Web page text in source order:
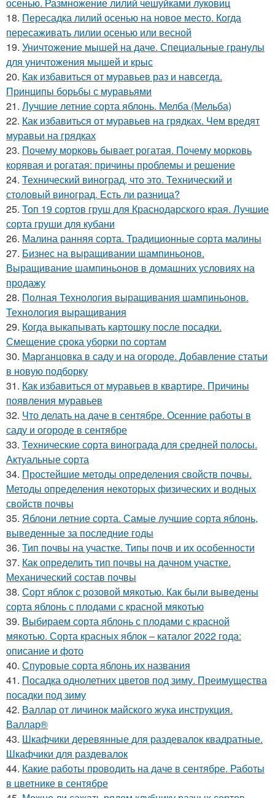
18. Пересадка лилий осенью на новое место. Когда
пересаживать лилии осенью или весной
19. Уничтожение мышей на даче. Специальные гранулы
для уничтожения мышей и крыс
20. Как избавиться от муравьев раз и навсегда.
Принципы борьбы с муравьями
21. Лучшие летние сорта яблонь. Мелба (Мельба)
22. Как избавиться от муравьев на грядках. Чем вредят
муравьи на грядках
23. Почему морковь бывает рогатая. Почему морковь
корявая и рогатая: причины проблемы и решение
24. Технический виноград, что это. Технический и
столовый виноград. Есть ли разница?
25. Топ 19 сортов груш для Краснодарского края. Лучшие
сорта груши для кубани
26. Малина ранняя сорта. Традиционные сорта малины
27. Бизнес на выращивании шампиньонов.
Выращивание шампиньонов в домашних условиях на
продажу
28. Полная Технология выращивания шампиньонов.
Технология выращивания
29. Когда выкапывать картошку после посадки.
Смещение срока уборки по сортам
30. Марганцовка в саду и на огороде. Добавление статьи
в новую подборку
31. Как избавиться от муравьев в квартире. Причины
появления муравьев
32. Что делать на даче в сентябре. Осенние работы в
саду и огороде в сентябре
33. Технические сорта винограда для средней полосы.
Актуальные сорта
34. Простейшие методы определения свойств почвы.
Методы определения некоторых физических и водных
свойств почвы
35. Яблони летние сорта. Самые лучшие сорта яблонь,
выведенные за последние годы
36. Тип почвы на участке. Типы почв и их особенности
37. Как определить тип почвы на дачном участке.
Механический состав почвы
38. Сорт яблок с розовой мякотью. Как были выведены
сорта яблонь с плодами с красной мякотью
39. Выбираем сорта яблонь с плодами с красной
мякотью. Сорта красных яблок – каталог 2022 года:
описание и фото
40. Спуровые сорта яблонь их названия
41. Посадка однолетних цветов под зиму. Преимущества
посадки под зиму
42. Валлар от личинок майского жука инструкция.
Валлар®
43. Шкафчики деревянные для раздевалок квадратные.
Шкафчики для раздевалок
44. Какие работы проводить на даче в сентябре. Работы
в цветнике в сентябре